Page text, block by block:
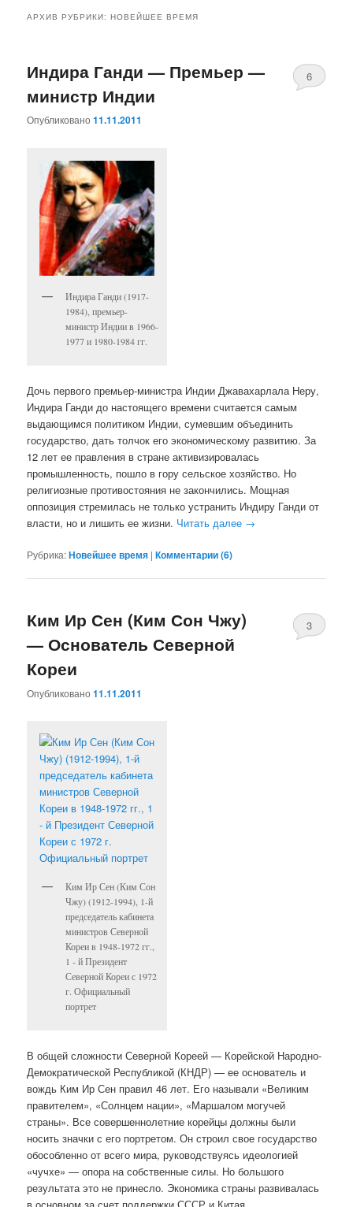
содержимому
содержимому
АРХИВ РУБРИКИ:НОВЕЙШЕЕ ВРЕМЯ
Индира Ганди — Премьер —
министр Индии
Опубликовано11.11.2011
6
Индира Ганди (1917-
1984), премьер-
министр Индии в 1966-
1977 и 1980-1984 гг.
Дочь первого премьер-министра Индии Джавахарлала Неру,
Индира Ганди до настоящего времени считается самым
выдающимся политиком Индии, сумевшим объединить
государство, дать толчок его экономическому развитию. За
12 лет ее правления в стране активизировалась
промышленность, пошло в гору сельское хозяйство. Но
религиозные противостояния не закончились. Мощная
оппозиция стремилась не только устранить Индиру Ганди от
власти, но и лишить ее жизни. Читать далее →
Рубрика:Новейшее время |Комментарии (6)
Ким Ир Сен (Ким Сон Чжу)
— Основатель Северной
Кореи
Опубликовано11.11.2011
3
Ким Ир Сен (Ким Сон
Чжу) (1912-1994), 1-й
председатель кабинета
министров Северной
Кореи в 1948-1972 гг.,
1 - й Президент
Северной Кореи с 1972
г. Официальный
портрет
В общей сложности Северной Кореей — Корейской Народно-
Демократической Республикой (КНДР) — ее основатель и
вождь Ким Ир Сен правил 46 лет. Его называли «Великим
правителем», «Солнцем нации», «Маршалом могучей
страны». Все совершеннолетние корейцы должны были
носить значки с его портретом. Он строил свое государство
обособленно от всего мира, руководствуясь идеологией
«чучхе» — опора на собственные силы. Но большого
результата это не принесло. Экономика страны развивалась